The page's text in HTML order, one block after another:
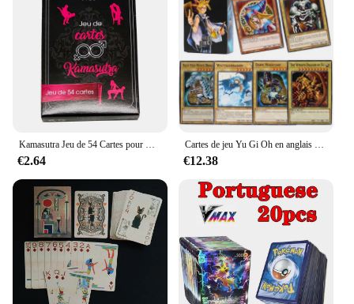
Kamasutra Jeu de 54 Cartes pour Couples, Jeu de bug astique pour Adultes, 13 Positions Sexuelles, 7.0
€2.64
Cartes de jeu Yu Gi Oh en anglais pour enfants, carte de combat à échanger, collection de magiciens sombres, jouet de jeu Yu-Gi-Oh, 66 pièces par boîte
€12.38